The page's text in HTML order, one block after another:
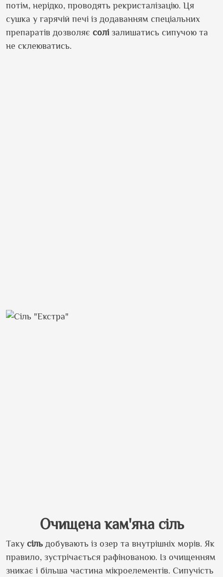
потім, нерідко, проводять рекристалізацію. Ця
сушка у гарячій печі із додаванням спеціальних
препаратів дозволяє солі залишатись сипучою та
не склеюватись.
Очищена кам'яна сіль
Таку сіль добувають із озер та внутрішніх морів. Як
правило, зустрічається рафінованою. Із очищенням
зникає і більша частина мікроелементів. Сипучість